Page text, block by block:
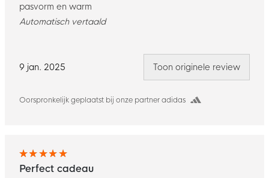
9 jan. 2025
Oorspronkelijk geplaatst bij onze partner adidas
pasvorm en warm
Automatisch vertaald
Toon originele review
Perfect cadeau